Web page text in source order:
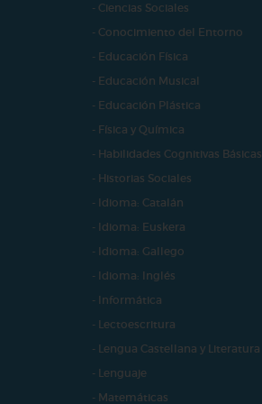
- Ciencias Sociales
- Conocimiento del Entorno
- Educación Física
- Educación Musical
- Educación Plástica
- Física y Química
- Habilidades Cognitivas Básicas
- Historias Sociales
- Idioma: Catalán
- Idioma: Euskera
- Idioma: Gallego
- Idioma: Inglés
- Informática
- Lectoescritura
- Lengua Castellana y Literatura
- Lenguaje
- Matemáticas